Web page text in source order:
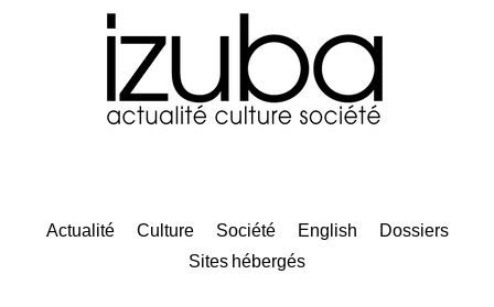
Actualité Culture Société English
Dossiers
Sites hébergés